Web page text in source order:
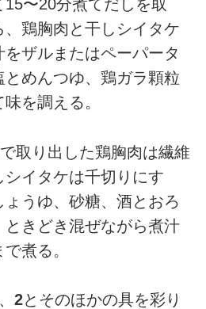
〜20分煮てだしを取
鶏胸肉と干しシイタケ
ザルまたはペーパータ
めんつゆ、鶏ガラ顆粒
を調える。
で取り出した鶏胸肉は繊維
イタケは千切りにす
うゆ、砂糖、酒とおろ
ときどき混ぜながら煮汁
煮る。
2とそのほかの具を彩り